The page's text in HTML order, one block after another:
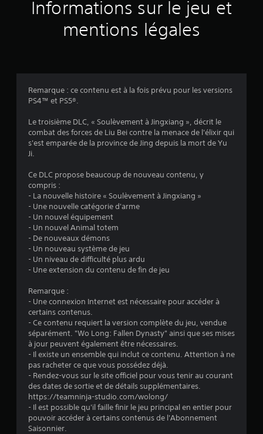
3
i
l
e
s
u
Informations sur le jeu et
mentions légales
Remarque : ce contenu est à la fois prévu pour les versions
PS4™ et PS5®.
Le troisième DLC, « Soulèvement à Jingxiang », décrit le
combat des forces de Liu Bei contre la menace de l'élixir qui
s'est emparée de la province de Jing depuis la mort de Yu
Ji.
Ce DLC propose beaucoup de nouveau contenu, y
compris :
- La nouvelle histoire « Soulèvement à Jingxiang »
- Une nouvelle catégorie d'arme
- Un nouvel équipement
- Un nouvel Animal totem
- De nouveaux démons
- Un nouveau système de jeu
- Un niveau de difficulté plus ardu
- Une extension du contenu de fin de jeu
Remarque :
- Une connexion Internet est nécessaire pour accéder à
certains contenus.
- Ce contenu requiert la version complète du jeu, vendue
séparément. "Wo Long: Fallen Dynasty" ainsi que ses mises
à jour peuvent également être nécessaires.
- Il existe un ensemble qui inclut ce contenu. Attention à ne
pas racheter ce que vous possédez déjà.
- Rendez-vous sur le site officiel pour vous tenir au courant
des dates de sortie et de détails supplémentaires.
https://teamninja-studio.com/wolong/
- Il est possible qu'il faille finir le jeu principal en entier pour
pouvoir accéder à certains contenus de l'Abonnement
Saisonnier.